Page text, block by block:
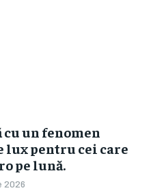
un fenomen
lux pentru cei care
pe lună.
2026